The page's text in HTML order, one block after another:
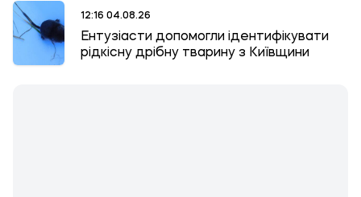
12:16 04.08.26
Ентузіасти допомогли ідентифікувати
рідкісну дрібну тварину з Київщини